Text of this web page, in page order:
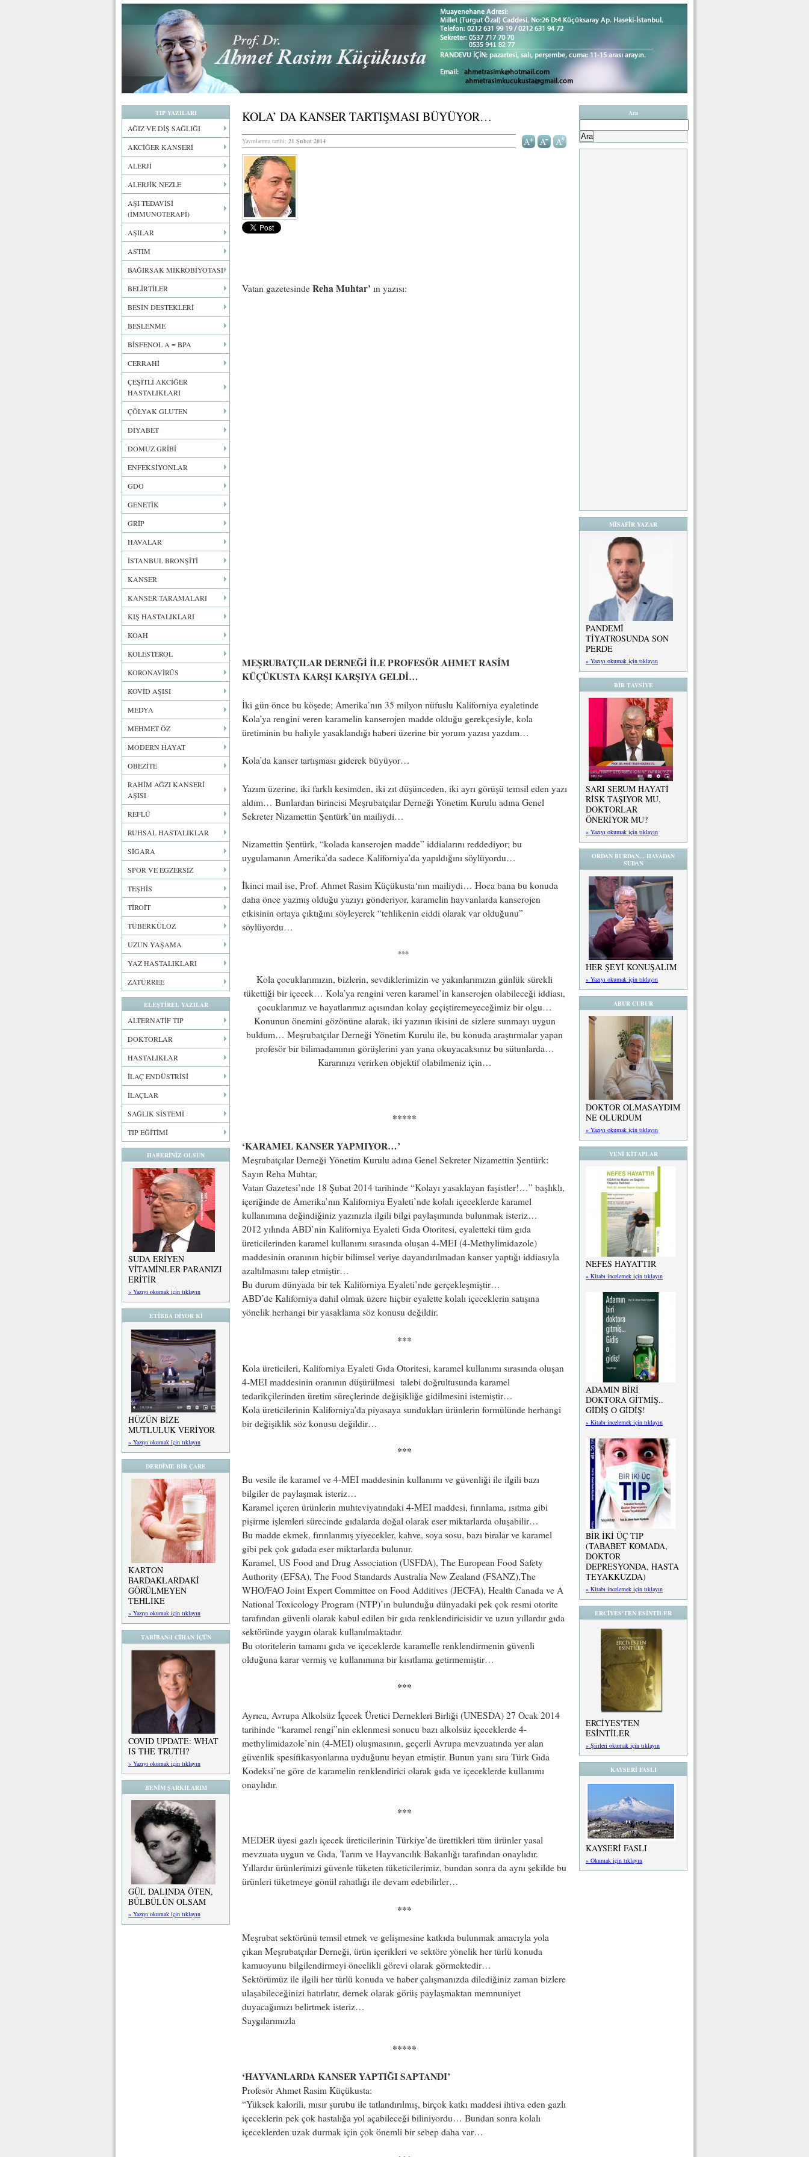
TIP YAZILARI
AĞIZ VE DİŞ SAĞLIĞI
AKCİĞER KANSERİ
ALERJİ
ALERJİK NEZLE
AŞI TEDAVİSİ
(İMMUNOTERAPİ)
AŞILAR
ASTIM
BAĞIRSAK MİKROBİYOTASI
BELİRTİLER
BESİN DESTEKLERİ
BESLENME
BİSFENOL A = BPA
CERRAHİ
ÇEŞİTLİ AKCİĞER
HASTALIKLARI
ÇÖLYAK GLUTEN
DİYABET
DOMUZ GRİBİ
ENFEKSİYONLAR
GDO
GENETİK
GRİP
HAVALAR
İSTANBUL BRONŞİTİ
KANSER
KANSER TARAMALARI
KIŞ HASTALIKLARI
KOAH
KOLESTEROL
KORONAVİRÜS
KOVİD AŞISI
MEDYA
MEHMET ÖZ
MODERN HAYAT
OBEZİTE
RAHİM AĞZI KANSERİ
AŞISI
REFLÜ
RUHSAL HASTALIKLAR
SİGARA
SPOR VE EGZERSİZ
TEŞHİS
TİROİT
TÜBERKÜLOZ
UZUN YAŞAMA
YAZ HASTALIKLARI
ZATÜRREE
ELEŞTİREL YAZILAR
ALTERNATİF TIP
DOKTORLAR
HASTALIKLAR
İLAÇ ENDÜSTRİSİ
İLAÇLAR
SAĞLIK SİSTEMİ
TIP EĞİTİMİ
HABERİNİZ OLSUN
SUDA ERİYEN
VİTAMİNLER PARANIZI
ERİTİR
» Yazıyı okumak için tıklayın
ETİBBA DİYOR Kİ
HÜZÜN BİZE
MUTLULUK VERİYOR
» Yazıyı okumak için tıklayın
DERDİME BİR ÇARE
KARTON
BARDAKLARDAKİ
GÖRÜLMEYEN
TEHLİKE
» Yazıyı okumak için tıklayın
TABİBAN-I CİHAN İÇÜN
COVID UPDATE: WHAT
IS THE TRUTH?
» Yazıyı okumak için tıklayın
BENİM ŞARKILARIM
GÜL DALINDA ÖTEN,
BÜLBÜLÜN OLSAM
» Yazıyı okumak için tıklayın
KOLA’ DA KANSER TARTIŞMASI BÜYÜYOR…
Yayınlanma tarihi: 21 Şubat 2014
Vatan gazetesinde Reha Muhtar’ ın yazısı:
MEŞRUBATÇILAR DERNEĞİ İLE PROFESÖR AHMET RASİM
KÜÇÜKUSTA KARŞI KARŞIYA GELDİ…
İki gün önce bu köşede; Amerika’nın 35 milyon nüfuslu Kaliforniya eyaletinde
Kola’ya rengini veren karamelin kanserojen madde olduğu gerekçesiyle, kola
üretiminin bu haliyle yasaklandığı haberi üzerine bir yorum yazısı yazdım…
Kola’da kanser tartışması giderek büyüyor…
Yazım üzerine, iki farklı kesimden, iki zıt düşünceden, iki ayrı görüşü temsil eden yazı
aldım… Bunlardan birincisi Meşrubatçılar Derneği Yönetim Kurulu adına Genel
Sekreter Nizamettin Şentürk’ün mailiydi…
Nizamettin Şentürk, “kolada kanserojen madde” iddialarını reddediyor; bu
uygulamanın Amerika’da sadece Kaliforniya’da yapıldığını söylüyordu…
İkinci mail ise, Prof. Ahmet Rasim Küçükusta‘nın mailiydi… Hoca bana bu konuda
daha önce yazmış olduğu yazıyı gönderiyor, karamelin hayvanlarda kanserojen
etkisinin ortaya çıktığını söyleyerek “tehlikenin ciddi olarak var olduğunu”
söylüyordu…
***
Kola çocuklarımızın, bizlerin, sevdiklerimizin ve yakınlarımızın günlük sürekli
tükettiği bir içecek… Kola’ya rengini veren karamel’in kanserojen olabileceği iddiası,
çocuklarımız ve hayatlarımız açısından kolay geçiştiremeyeceğimiz bir olgu…
Konunun önemini gözönüne alarak, iki yazının ikisini de sizlere sunmayı uygun
buldum… Meşrubatçılar Derneği Yönetim Kurulu ile, bu konuda araştırmalar yapan
profesör bir bilimadamının görüşlerini yan yana okuyacaksınız bu sütunlarda…
Kararınızı verirken objektif olabilmeniz için…
*****
‘KARAMEL KANSER YAPMIYOR…’
Meşrubatçılar Derneği Yönetim Kurulu adına Genel Sekreter Nizamettin Şentürk:
Sayın Reha Muhtar,
Vatan Gazetesi’nde 18 Şubat 2014 tarihinde “Kolayı yasaklayan faşistler!…” başlıklı,
içeriğinde de Amerika’nın Kaliforniya Eyaleti’nde kolalı içeceklerde karamel
kullanımına değindiğiniz yazınızla ilgili bilgi paylaşımında bulunmak isteriz…
2012 yılında ABD’nin Kaliforniya Eyaleti Gıda Otoritesi, eyaletteki tüm gıda
üreticilerinden karamel kullanımı sırasında oluşan 4-MEI (4-Methylimidazole)
maddesinin oranının hiçbir bilimsel veriye dayandırılmadan kanser yaptığı iddiasıyla
azaltılmasını talep etmiştir…
Bu durum dünyada bir tek Kaliforniya Eyaleti’nde gerçekleşmiştir…
ABD’de Kaliforniya dahil olmak üzere hiçbir eyalette kolalı içeceklerin satışına
yönelik herhangi bir yasaklama söz konusu değildir.
***
Kola üreticileri, Kaliforniya Eyaleti Gıda Otoritesi, karamel kullanımı sırasında oluşan
4-MEI maddesinin oranının düşürülmesi talebi doğrultusunda karamel
tedarikçilerinden üretim süreçlerinde değişikliğe gidilmesini istemiştir…
Kola üreticilerinin Kaliforniya’da piyasaya sundukları ürünlerin formülünde herhangi
bir değişiklik söz konusu değildir…
***
Bu vesile ile karamel ve 4-MEI maddesinin kullanımı ve güvenliği ile ilgili bazı
bilgiler de paylaşmak isteriz…
Karamel içeren ürünlerin muhteviyatındaki 4-MEI maddesi, fırınlama, ısıtma gibi
pişirme işlemleri sürecinde gıdalarda doğal olarak eser miktarlarda oluşabilir…
Bu madde ekmek, fırınlanmış yiyecekler, kahve, soya sosu, bazı biralar ve karamel
gibi pek çok gıdada eser miktarlarda bulunur.
Karamel, US Food and Drug Association (USFDA), The European Food Safety
Authority (EFSA), The Food Standards Australia New Zealand (FSANZ),The
WHO/FAO Joint Expert Committee on Food Additives (JECFA), Health Canada ve A
National Toxicology Program (NTP)’ın bulunduğu dünyadaki pek çok resmi otorite
tarafından güvenli olarak kabul edilen bir gıda renklendiricisidir ve uzun yıllardır gıda
sektöründe yaygın olarak kullanılmaktadır.
Bu otoritelerin tamamı gıda ve içeceklerde karamelle renklendirmenin güvenli
olduğuna karar vermiş ve kullanımına bir kısıtlama getirmemiştir…
***
Ayrıca, Avrupa Alkolsüz İçecek Üretici Dernekleri Birliği (UNESDA) 27 Ocak 2014
tarihinde “karamel rengi”nin eklenmesi sonucu bazı alkolsüz içeceklerde 4-
methylimidazole’nin (4-MEI) oluşmasının, geçerli Avrupa mevzuatında yer alan
güvenlik spesifikasyonlarına uyduğunu beyan etmiştir. Bunun yanı sıra Türk Gıda
Kodeksi’ne göre de karamelin renklendirici olarak gıda ve içeceklerde kullanımı
onaylıdır.
***
MEDER üyesi gazlı içecek üreticilerinin Türkiye’de ürettikleri tüm ürünler yasal
mevzuata uygun ve Gıda, Tarım ve Hayvancılık Bakanlığı tarafından onaylıdır.
Yıllardır ürünlerimizi güvenle tüketen tüketicilerimiz, bundan sonra da aynı şekilde bu
ürünleri tüketmeye gönül rahatlığı ile devam edebilirler…
***
Meşrubat sektörünü temsil etmek ve gelişmesine katkıda bulunmak amacıyla yola
çıkan Meşrubatçılar Derneği, ürün içerikleri ve sektöre yönelik her türlü konuda
kamuoyunu bilgilendirmeyi öncelikli görevi olarak görmektedir…
Sektörümüz ile ilgili her türlü konuda ve haber çalışmanızda dilediğiniz zaman bizlere
ulaşabileceğinizi hatırlatır, dernek olarak görüş paylaşmaktan memnuniyet
duyacağımızı belirtmek isteriz…
Saygılarımızla
*****
‘HAYVANLARDA KANSER YAPTIĞI SAPTANDI’
Profesör Ahmet Rasim Küçükusta:
“Yüksek kalorili, mısır şurubu ile tatlandırılmış, birçok katkı maddesi ihtiva eden gazlı
içeceklerin pek çok hastalığa yol açabileceği biliniyordu… Bundan sonra kolalı
içeceklerden uzak durmak için çok önemli bir sebep daha var…
Ara
MİSAFİR YAZAR
PANDEMİ
TİYATROSUNDA SON
PERDE
» Yazıyı okumak için tıklayın
BİR TAVSİYE
SARI SERUM HAYATİ
RİSK TAŞIYOR MU,
DOKTORLAR
ÖNERİYOR MU?
» Yazıyı okumak için tıklayın
ORDAN BURDAN... HAVADAN
SUDAN
HER ŞEYİ KONUŞALIM
» Yazıyı okumak için tıklayın
ABUR CUBUR
DOKTOR OLMASAYDIM
NE OLURDUM
» Yazıyı okumak için tıklayın
YENİ KİTAPLAR
NEFES HAYATTIR
» Kitabı incelemek için tıklayın
ADAMIN BİRİ
DOKTORA GİTMİŞ..
GİDİŞ O GİDİŞ!
» Kitabı incelemek için tıklayın
BİR İKİ ÜÇ TIP
(TABABET KOMADA,
DOKTOR
DEPRESYONDA, HASTA
TEYAKKUZDA)
» Kitabı incelemek için tıklayın
ERCİYES'TEN ESİNTİLER
ERCİYES'TEN
ESİNTİLER
» Şiirleri okumak için tıklayın
KAYSERİ FASLI
KAYSERİ FASLI
» Okumak için tıklayın